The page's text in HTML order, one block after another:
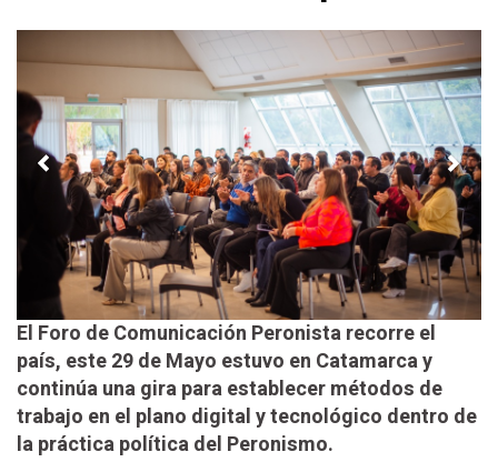
El Foro de Comunicación Peronista recorre el
país, este 29 de Mayo estuvo en Catamarca y
continúa una gira para establecer métodos de
trabajo en el plano digital y tecnológico dentro de
la práctica política del Peronismo.